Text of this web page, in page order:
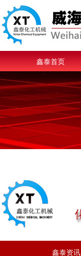
鑫泰首页
鑫泰资讯